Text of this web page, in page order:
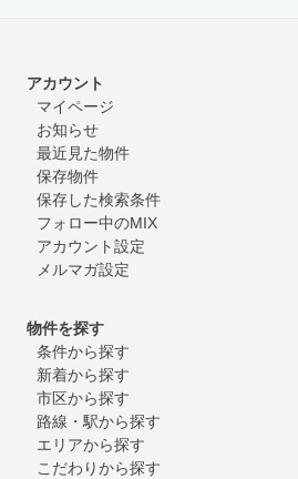
アカウント
マイページ
お知らせ
最近見た物件
保存物件
保存した検索条件
フォロー中のMIX
アカウント設定
メルマガ設定
物件を探す
条件から探す
新着から探す
市区から探す
路線・駅から探す
エリアから探す
こだわりから探す